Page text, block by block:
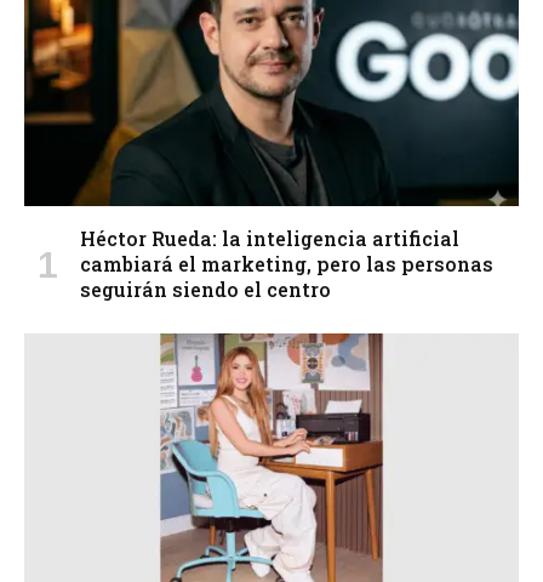
Héctor Rueda: la inteligencia artificial
cambiará el marketing, pero las personas
seguirán siendo el centro